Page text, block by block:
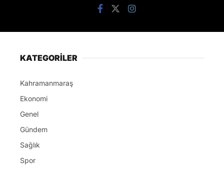
KATEGORİLER
Kahramanmaraş
Ekonomi
Genel
Gündem
Sağlık
Spor